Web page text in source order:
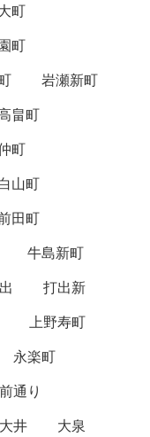
町
町
岩瀬新町
畠町
町
山町
田町
牛島新町
打出新
上野寿町
永楽町
通り
大井
大泉